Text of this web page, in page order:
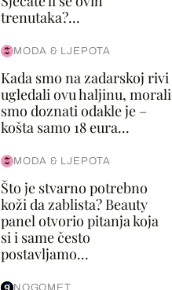
trenutaka?...
MODA & LJEPOTA
Kada smo na zadarskoj rivi
ugledali ovu haljinu, morali
smo doznati odakle je –
košta samo 18 eura...
MODA & LJEPOTA
Što je stvarno potrebno
koži da zablista? Beauty
panel otvorio pitanja koja
si i same često
postavljamo...
NOGOMET